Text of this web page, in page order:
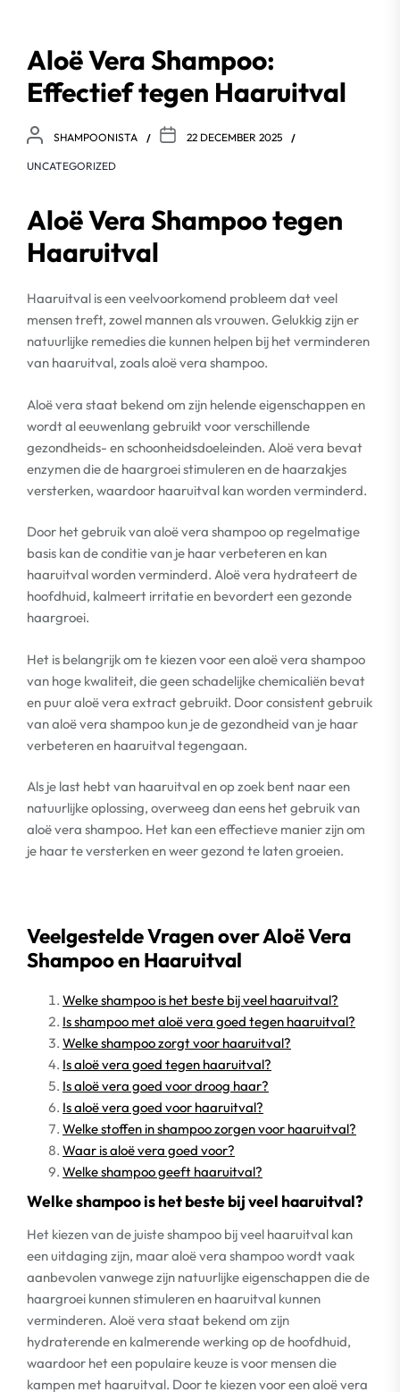
Aloë Vera Shampoo:
Effectief tegen Haaruitval
SHAMPOONISTA 22 DECEMBER 2025
UNCATEGORIZED
Aloë Vera Shampoo tegen
Haaruitval
Haaruitval is een veelvoorkomend probleem dat veel
mensen treft, zowel mannen als vrouwen. Gelukkig zijn er
natuurlijke remedies die kunnen helpen bij het verminderen
van haaruitval, zoals aloë vera shampoo.
Aloë vera staat bekend om zijn helende eigenschappen en
wordt al eeuwenlang gebruikt voor verschillende
gezondheids- en schoonheidsdoeleinden. Aloë vera bevat
enzymen die de haargroei stimuleren en de haarzakjes
versterken, waardoor haaruitval kan worden verminderd.
Door het gebruik van aloë vera shampoo op regelmatige
basis kan de conditie van je haar verbeteren en kan
haaruitval worden verminderd. Aloë vera hydrateert de
hoofdhuid, kalmeert irritatie en bevordert een gezonde
haargroei.
Het is belangrijk om te kiezen voor een aloë vera shampoo
van hoge kwaliteit, die geen schadelijke chemicaliën bevat
en puur aloë vera extract gebruikt. Door consistent gebruik
van aloë vera shampoo kun je de gezondheid van je haar
verbeteren en haaruitval tegengaan.
Als je last hebt van haaruitval en op zoek bent naar een
natuurlijke oplossing, overweeg dan eens het gebruik van
aloë vera shampoo. Het kan een effectieve manier zijn om
je haar te versterken en weer gezond te laten groeien.
Veelgestelde Vragen over Aloë Vera
Shampoo en Haaruitval
Welke shampoo is het beste bij veel haaruitval?
Is shampoo met aloë vera goed tegen haaruitval?
Welke shampoo zorgt voor haaruitval?
Is aloë vera goed tegen haaruitval?
Is aloë vera goed voor droog haar?
Is aloë vera goed voor haaruitval?
Welke stoffen in shampoo zorgen voor haaruitval?
Waar is aloë vera goed voor?
Welke shampoo geeft haaruitval?
Welke shampoo is het beste bij veel haaruitval?
Het kiezen van de juiste shampoo bij veel haaruitval kan
een uitdaging zijn, maar aloë vera shampoo wordt vaak
aanbevolen vanwege zijn natuurlijke eigenschappen die de
haargroei kunnen stimuleren en haaruitval kunnen
verminderen. Aloë vera staat bekend om zijn
hydraterende en kalmerende werking op de hoofdhuid,
waardoor het een populaire keuze is voor mensen die
kampen met haaruitval. Door te kiezen voor een aloë vera